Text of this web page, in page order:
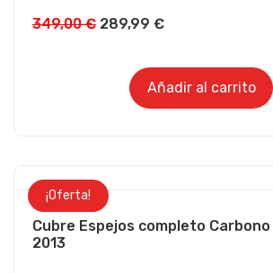
349,00€ El
original
289,99 €El
actual
es:
Añadir al carrito
¡Oferta!
Cubre Espejos completo
2013